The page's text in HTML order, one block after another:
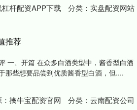
杆配资APP下载 分类： 实盘配资网站
推荐
一、开篇 在众多白酒类型中，酱香型白酒
那些想要品尝到优质酱香型白酒，但....
擒牛宝配资官网 分类： 云南配资公司